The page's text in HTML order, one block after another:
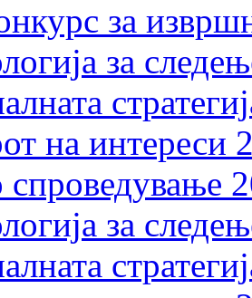
за
за
на интереси
спроведување
за